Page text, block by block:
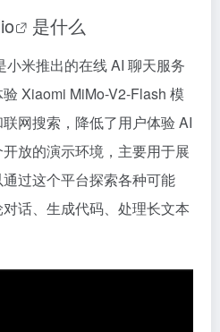
是什么
小米推出的在线 AI 聊天服务
Xiaomi MiMo-V2-Flash 模
网搜索，降低了用户体验 AI
放的演示环境，主要用于展
过这个平台探索各种可能
话、生成代码、处理长文本